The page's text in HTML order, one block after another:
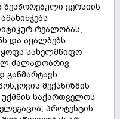
ვერსიის
რეალობას,
და აყალბებს
სახელმწიფო
ძალადობრივ
განმარტავს
მექანიზმის
საქართველოს
პროტესტის